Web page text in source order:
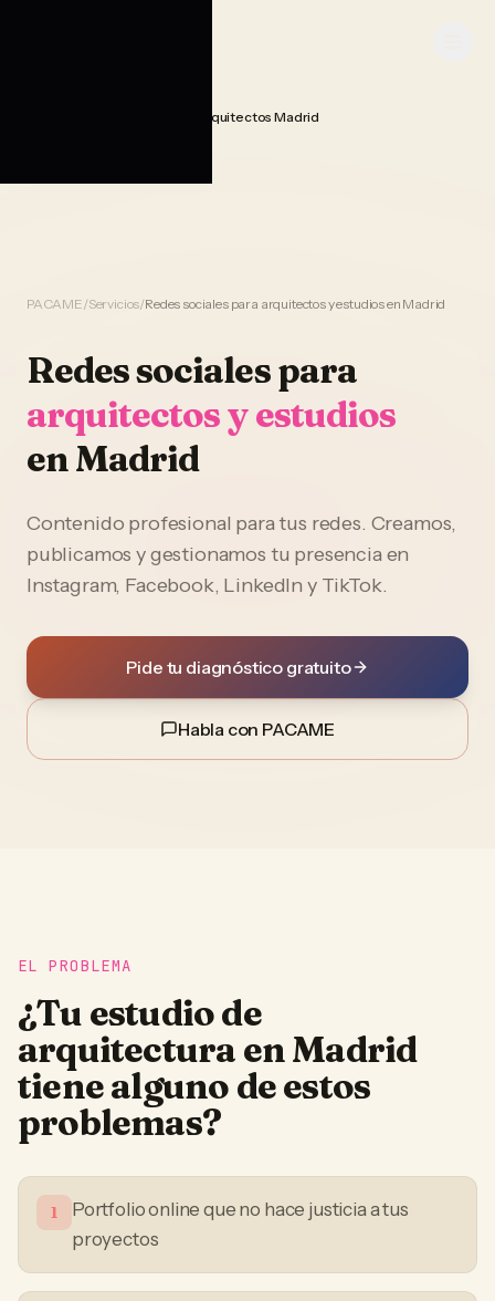
Gestion Redes Sociales Arquitectos Madrid
PACAME/Servicios/Redes sociales para arquitectos y estudios en Madrid
Redes socialespara
arquitectos y estudios
enMadrid
Contenido profesional para tus redes. Creamos,
publicamos y gestionamos tu presencia en
Instagram, Facebook, LinkedIn y TikTok.
Pide tu diagnóstico gratuito
Habla con PACAME
EL PROBLEMA
¿Tu estudio de
arquitectura enMadrid
tiene alguno de estos
problemas?
1
Portfolio online que no hace justicia a tus
proyectos